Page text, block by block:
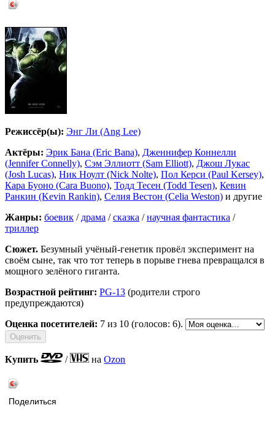
Режиссёр(ы): Энг Ли (Ang Lee)
Актёры: Эрик Бана (Eric Bana), Дженнифер Коннелли
(Jennifer Connelly), Сэм Эллиотт (Sam Elliott), Джош Лукас
(Josh Lucas), Ник Ноулт (Nick Nolte), Пол Керси (Paul Kersey),
Кара Буоно (Cara Buono), Тодд Тесен (Todd Tesen), Кевин
Ранкин (Kevin Rankin), Селия Вестон (Celia Weston) и другие
Жанры: боевик / драма /сказка /научная фантастика /
триллер
Сюжет. Безумный учёный-генетик провёл эксперимент на
своём сыне, так что тот теперь в порыве гнева превращался в
мощного зелёного гиганта.
Возрастной рейтинг: PG-13 (родители строго
предупреждаются)
Оценка посетителей: 7 из 10 (голосов: 6).
Купить / наOzon
Поделиться